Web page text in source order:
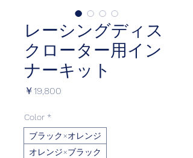
レーシングディス
クローター用イン
ナーキット
￥19,800
Color *
ブラック×オレンジ
オレンジ×ブラック